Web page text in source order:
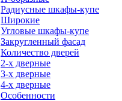
Радиусные шкафы-купе
Широкие
Угловые шкафы-купе
Закругленный фасад
Количество дверей
2-х дверные
3-х дверные
4-х дверные
Особенности